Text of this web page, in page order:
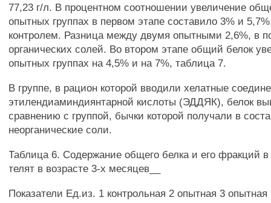
77,23 г/л. В процентном соотношении увеличение
опытных группах в первом этапе составило 3% и
контролем. Разница между двумя опытными 2,6%, в
органических солей. Во втором этапе общий белок
опытных группах на 4,5% и на 7%, таблица 7.
В группе, в рацион которой вводили хелатные
этилендиаминдиянтарной кислоты (ЭДДЯК), белок
сравнению с группой, бычки которой получали в
неорганические соли.
Таблица 6. Содержание общего белка и его фракций в
телят в возрасте 3-х месяцев__
Показатели Ед.из. 1 контрольная 2 опытная 3 опытная